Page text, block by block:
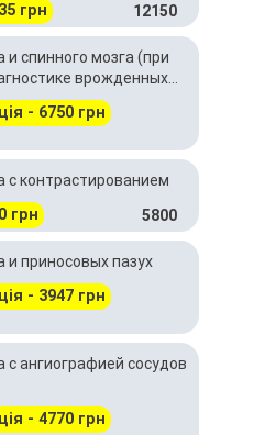
грн 12150
спинного мозга (при
врожденных
- 6750 грн
с контрастированием
грн 5800
и приносовых пазух
- 3947 грн
с ангиографией сосудов
- 4770 грн